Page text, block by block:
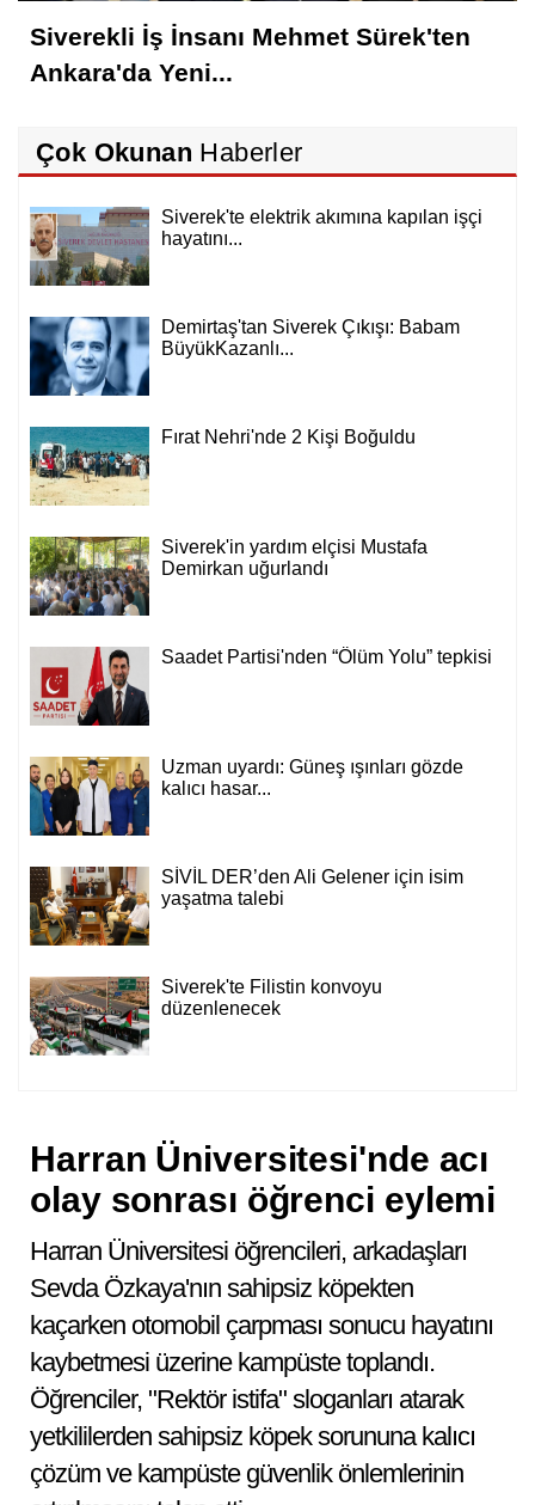
Siverekli İş İnsanı Mehmet Sürek'ten
Ankara'da Yeni...
Çok Okunan Haberler
Siverek'te elektrik akımına kapılan işçi
hayatını...
Demirtaş'tan Siverek Çıkışı: Babam
BüyükKazanlı...
Fırat Nehri'nde 2 Kişi Boğuldu
Siverek'in yardım elçisi Mustafa
Demirkan uğurlandı
Saadet Partisi'nden “Ölüm Yolu” tepkisi
Uzman uyardı: Güneş ışınları gözde
kalıcı hasar...
SİVİL DER’den Ali Gelener için isim
yaşatma talebi
Siverek'te Filistin konvoyu
düzenlenecek
Harran Üniversitesi'nde acı
olay sonrası öğrenci eylemi
Harran Üniversitesi öğrencileri, arkadaşları
Sevda Özkaya'nın sahipsiz köpekten
kaçarken otomobil çarpması sonucu hayatını
kaybetmesi üzerine kampüste toplandı.
Öğrenciler, "Rektör istifa" sloganları atarak
yetkililerden sahipsiz köpek sorununa kalıcı
çözüm ve kampüste güvenlik önlemlerinin